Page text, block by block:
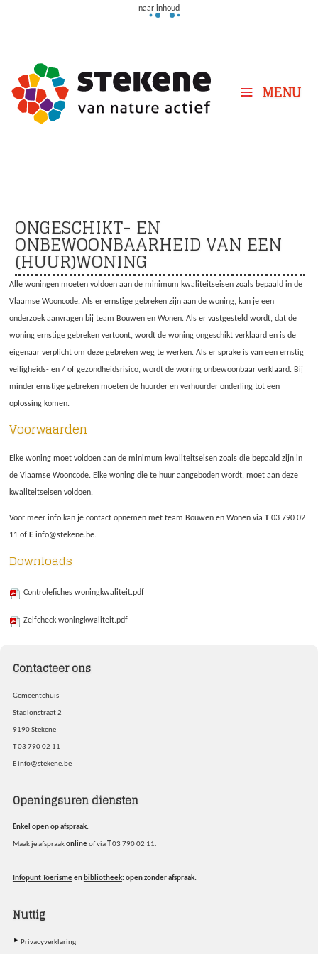
naar inhoud
MENU
ONGESCHIKT- EN
ONBEWOONBAARHEID VAN EEN
(HUUR)WONING
Alle woningen moeten voldoen aan de minimum kwaliteitseisen zoals bepaald in de
Vlaamse Wooncode. Als er ernstige gebreken zijn aan de woning, kan je een
onderzoek aanvragen bij team Bouwen en Wonen. Als er vastgesteld wordt, dat de
woning ernstige gebreken vertoont, wordt de woning ongeschikt verklaard en is de
eigenaar verplicht om deze gebreken weg te werken. Als er sprake is van een ernstig
veiligheids- en / of gezondheidsrisico, wordt de woning onbewoonbaar verklaard. Bij
minder ernstige gebreken moeten de huurder en verhuurder onderling tot een
oplossing komen.
Voorwaarden
Elke woning moet voldoen aan de minimum kwaliteitseisen zoals die bepaald zijn in
de Vlaamse Wooncode. Elke woning die te huur aangeboden wordt, moet aan deze
kwaliteitseisen voldoen.
Voor meer info kan je contact opnemen met team Bouwen en Wonen viaT 03 790 02
11 of E info@stekene.be.
Downloads
Controlefiches woningkwaliteit.pdf
Zelfcheck woningkwaliteit.pdf
Contacteer ons
Gemeentehuis
Stadionstraat 2
9190Stekene
T03 790 02 11
Einfo@stekene.be
Openingsuren diensten
Enkel open op afspraak.
Maak je afspraakonlineof viaT03 790 02 11.
Infopunt Toerismeen bibliotheek: open zonder afspraak.
Nuttig
Privacyverklaring